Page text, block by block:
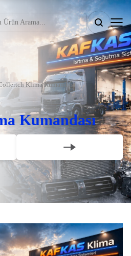
Klima Kumandası
Kumandası